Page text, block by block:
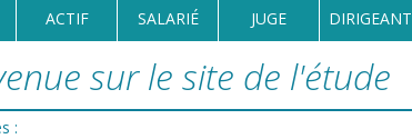
ACTIF SALARIÉ JUGE DIRIGEANT
sur le site de l'étude
: